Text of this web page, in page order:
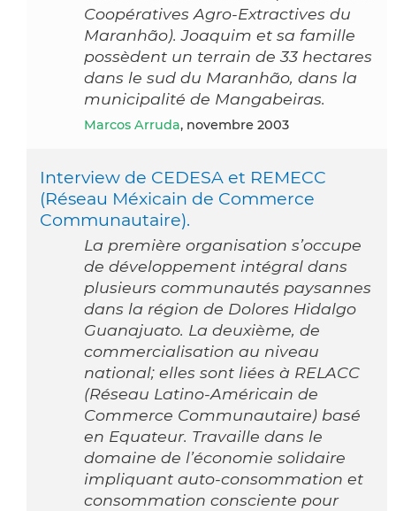
Coopératives Agro-Extractives du
Maranhão). Joaquim et sa famille
possèdent un terrain de 33 hectares
dans le sud du Maranhão, dans la
municipalité de Mangabeiras.
Marcos Arruda, novembre 2003
Interview de CEDESA et REMECC
(Réseau Méxicain de Commerce
Communautaire).
La première organisation s’occupe
de développement intégral dans
plusieurs communautés paysannes
dans la région de Dolores Hidalgo
Guanajuato. La deuxième, de
commercialisation au niveau
national; elles sont liées à RELACC
(Réseau Latino-Américain de
Commerce Communautaire) basé
en Equateur. Travaille dans le
domaine de l’économie solidaire
impliquant auto-consommation et
consommation consciente pour